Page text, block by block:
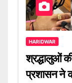
HARIDWAR
श्रद्धालुओं की
प्रशासन ने